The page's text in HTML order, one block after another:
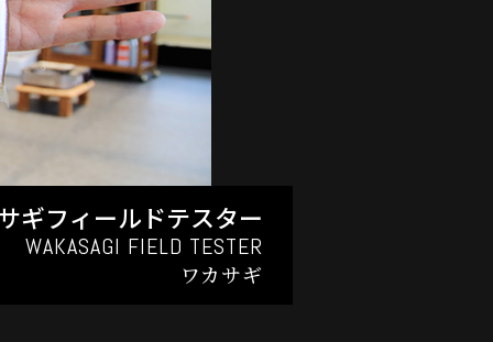
ギフィールドテスター
WAKASAGI FIELD TESTER
ワカサギ